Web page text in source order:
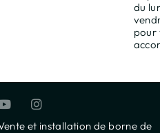
du
pour
et installation de borne de